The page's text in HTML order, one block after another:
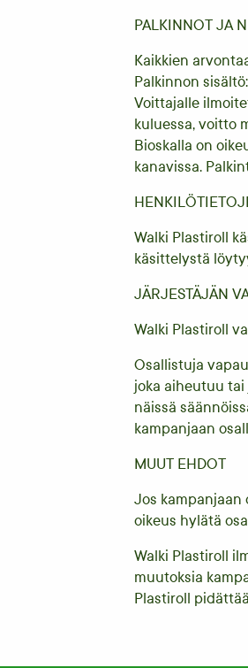
PALKINNOT JA
Kaikkien
Palkinnon
Voittajalle
kuluessa, voitto
Bioskalla on
kanavissa.
Walki Plastiroll
käsittelystä
JÄRJESTÄJÄN
Walki Plastiroll
Osallistuja
joka aiheutuu
näissä
kampanjaan
MUUT EHDOT
Jos kampanjaan
oikeus hylätä
Walki Plastiroll
muutoksia
Plastiroll